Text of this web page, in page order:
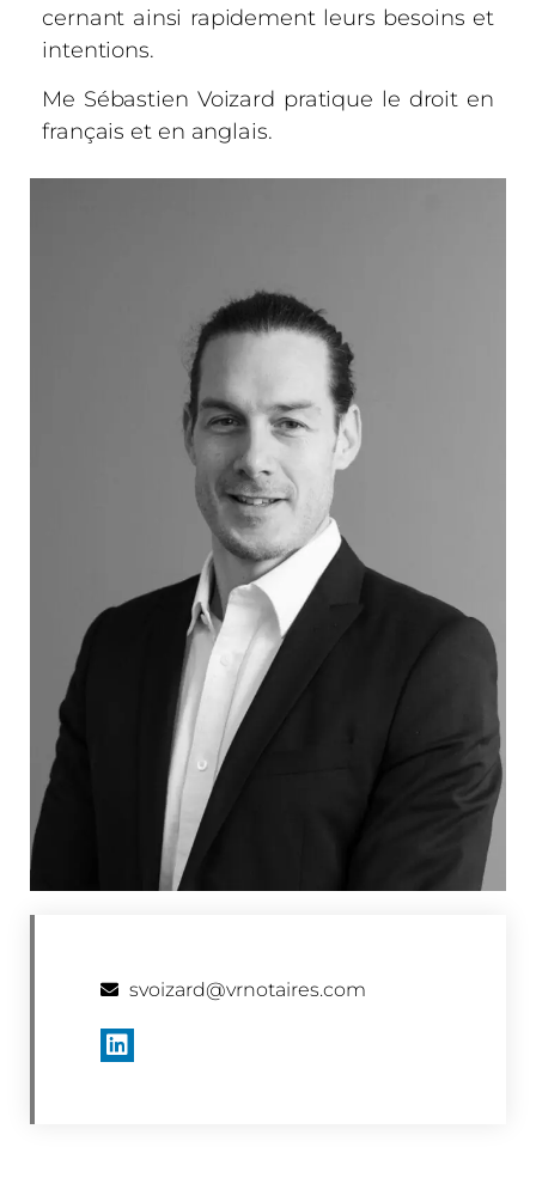
svoizard@vrnotaires.com​
cernant ainsi rapidement leurs besoins et
intentions.
Me Sébastien Voizard pratique le droit en
français et en anglais.